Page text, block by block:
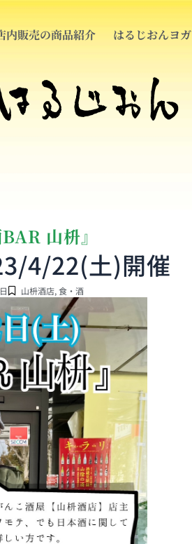
内販売の商品紹介 はるじおんヨガ
山枡』
4/22(土)開催
山枡酒店,食・酒